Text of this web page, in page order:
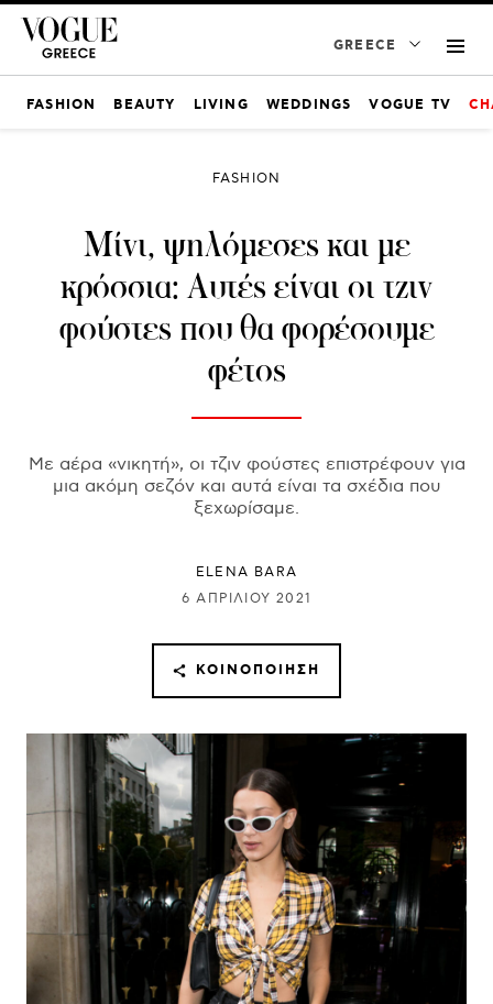
GREECE
FASHION BEAUTY LIVING WEDDINGS VOGUE TV
FASHION
Μίνι, ψηλόμεσες και με
κρόσσια: Αυτές είναι οι τζιν
φούστες που θα φορέσουμε
φέτος
Mε αέρα «νικητή», οι τζιν φούστες επιστρέφουν για
μια ακόμη σεζόν και αυτά είναι τα σχέδια που
ξεχωρίσαμε.
ELENA BARA
6 ΑΠΡΙΛΊΟΥ 2021
ΚΟΙΝΟΠΟΊΗΣΗ